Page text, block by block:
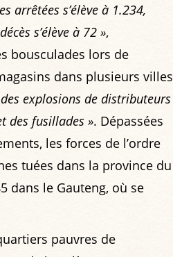
arrêtées s’élève à 1.234,
s’élève à 72 »,
bousculades lors de
dans plusieurs villes
explosions de distributeurs
des fusillades ». Dépassées
les forces de l’ordre
tuées dans la province du
dans le Gauteng, où se
pauvres de